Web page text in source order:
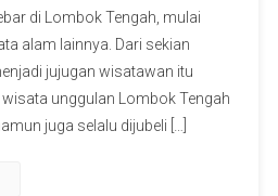
di Lombok Tengah, mulai
alam lainnya. Dari sekian
jujugan wisatawan itu
unggulan Lombok Tengah
juga selalu dijubeli […]